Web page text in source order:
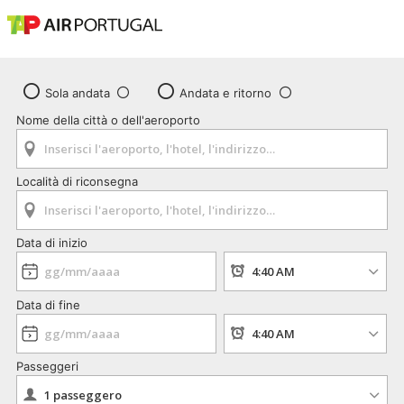
Sola andata
Andata e ritorno
Nome della città o dell'aeroporto
Località di riconsegna
Data di inizio
Data di fine
Passeggeri